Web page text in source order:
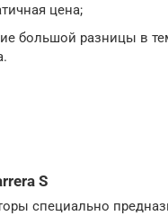
цена;
большой разницы в
S
специально